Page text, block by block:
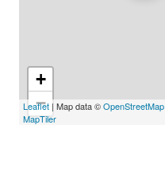
+
−
Leaflet | Map data ©OpenStreetMap
MapTiler